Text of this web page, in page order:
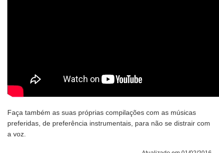
Faça também as suas próprias compilações com as músicas
preferidas, de preferência instrumentais, para não se distrair com
a voz.